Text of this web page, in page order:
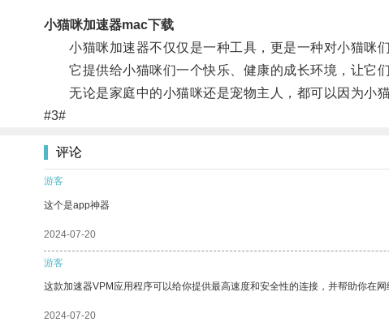
小猫咪加速器mac下载
小猫咪加速器不仅仅是一种工具，更是一种对小猫咪们
它提供给小猫咪们一个快乐、健康的成长环境，让它们
无论是家庭中的小猫咪还是宠物主人，都可以因为小猫
#3#
评论
游客
这个是app神器
2024-07-20
游客
这款加速器VPM应用程序可以给你提供最高速度和安全性的连接，并帮助你在网
2024-07-20